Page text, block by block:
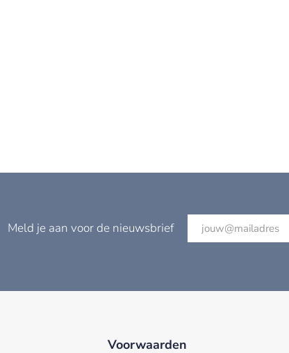
Meld je aan voor de nieuwsbrief
Voorwaarden